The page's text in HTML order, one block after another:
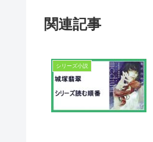
関連記事
シリーズ小説